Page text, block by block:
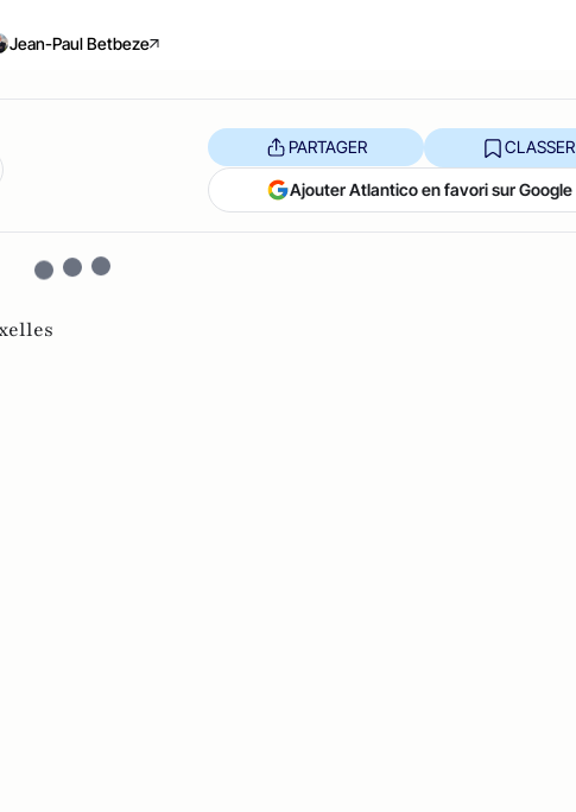
Jean-Paul Betbeze
PARTAGER CLASSER
Ajouter Atlantico en favori sur Google